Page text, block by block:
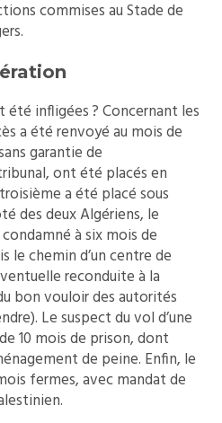
commises au Stade de
été infligées ? Concernant les
a été renvoyé au mois de
garantie de
ont été placés en
a été placé sous
des deux Algériens, le
à six mois de
le chemin d’un centre de
reconduite à la
bon vouloir des autorités
Le suspect du vol d’une
10 mois de prison, dont
de peine. Enfin, le
fermes, avec mandat de